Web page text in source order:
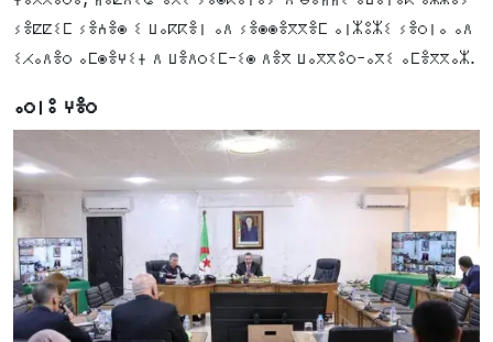
ⵢⴻⵇⵇⵉⵎ ⵢⴻⵄⴻⵙ ⵉ ⵡⴰⴽⴽⴻⵏ ⴰⴷ ⵢⴻⵙⵙⴻⴳⴳⴻⵎ ⴰⵏⵣⵓⵣⵉ ⵢⴻⵔⵏⴰ ⴰⴷ
ⵉⵃⴰⴷⴻⵔ ⴰⵎⵙⴻⵖⵉⵜ ⴷ ⵡⴻⴷⵔⵉⵎ-ⵉⵙ ⴷⴻⴳ ⵡⴰⴳⴳⵓⵔ-ⴰⴳⵉ ⴰⵎⴻⴳⴳⴰⵣ.
ⴰⵔⵏⵓ ⵖⴻⵔ